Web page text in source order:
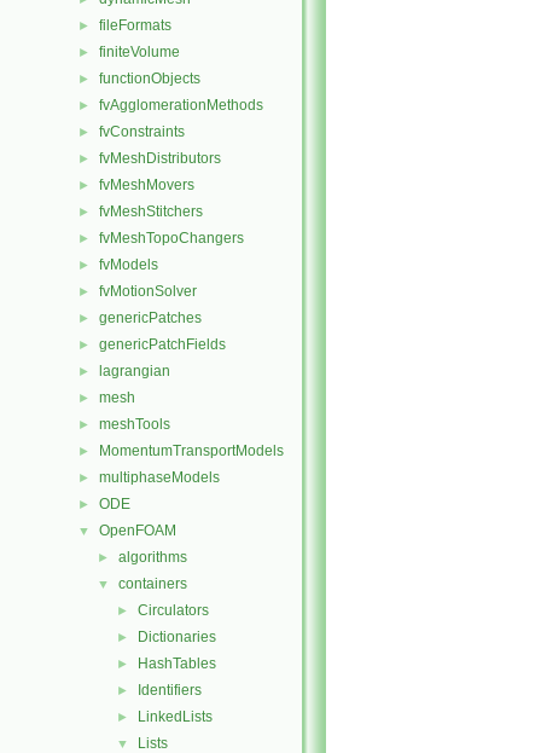
► fileFormats
► finiteVolume
► functionObjects
► fvAgglomerationMethods
► fvConstraints
► fvMeshDistributors
► fvMeshMovers
► fvMeshStitchers
► fvMeshTopoChangers
► fvModels
► fvMotionSolver
► genericPatches
► genericPatchFields
► lagrangian
► mesh
► meshTools
► MomentumTransportModels
► multiphaseModels
► ODE
▼ OpenFOAM
► algorithms
▼ containers
► Circulators
► Dictionaries
► HashTables
► Identifiers
► LinkedLists
▼ Lists